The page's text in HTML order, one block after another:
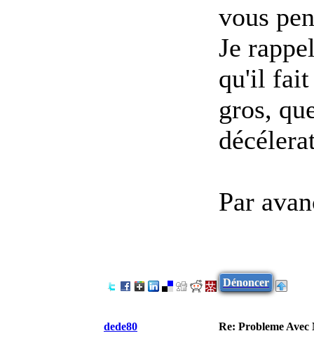
vous
Je
qu'il fait
gros,
Par
Dénoncer
dede80 Re: Probleme